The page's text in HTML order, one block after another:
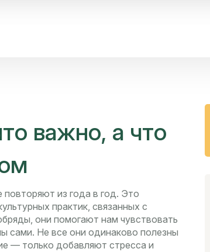
важно, а что
из года в год. Это
практик, связанных с
, они помогают нам чувствовать
сами. Не все они одинаково полезны
— только добавляют стресса и